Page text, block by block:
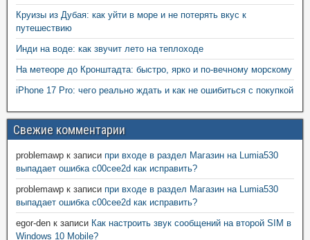
Круизы из Дубая: как уйти в море и не потерять вкус к
путешествию
Инди на воде: как звучит лето на теплоходе
На метеоре до Кронштадта: быстро, ярко и по-вечному морскому
iPhone 17 Pro: чего реально ждать и как не ошибиться с покупкой
Свежие комментарии
problemawp к записи при входе в раздел Магазин на Lumia530
выпадает ошибка c00cee2d как исправить?
problemawp к записи при входе в раздел Магазин на Lumia530
выпадает ошибка c00cee2d как исправить?
egor-den к записи Как настроить звук сообщений на второй SIM в
Windows 10 Mobile?